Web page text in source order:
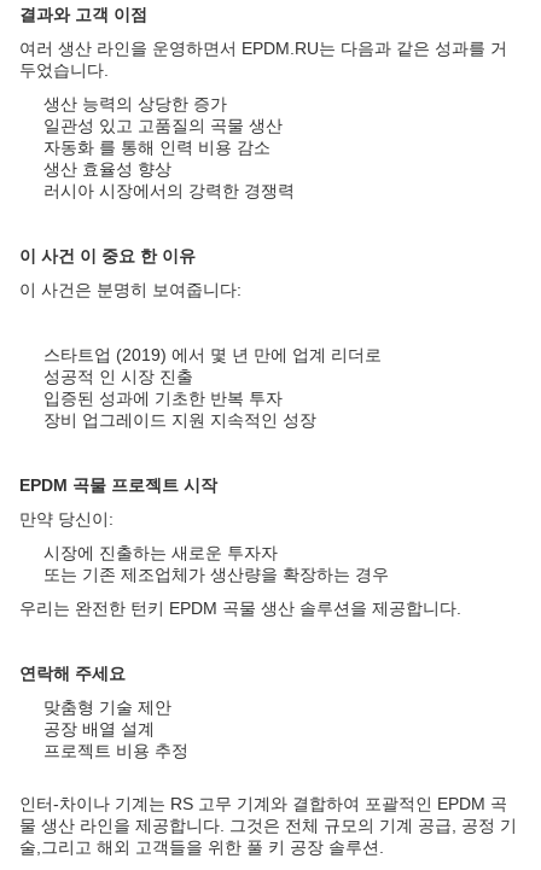
결과와 고객 이점
여러 생산 라인을 운영하면서 EPDM.RU는 다음과 같은 성과를 거
두었습니다.
생산 능력의 상당한 증가
일관성 있고 고품질의 곡물 생산
자동화 를 통해 인력 비용 감소
생산 효율성 향상
러시아 시장에서의 강력한 경쟁력
이 사건 이 중요 한 이유
이 사건은 분명히 보여줍니다:
스타트업 (2019) 에서 몇 년 만에 업계 리더로
성공적 인 시장 진출
입증된 성과에 기초한 반복 투자
장비 업그레이드 지원 지속적인 성장
EPDM 곡물 프로젝트 시작
만약 당신이:
시장에 진출하는 새로운 투자자
또는 기존 제조업체가 생산량을 확장하는 경우
우리는 완전한 턴키 EPDM 곡물 생산 솔루션을 제공합니다.
연락해 주세요
맞춤형 기술 제안
공장 배열 설계
프로젝트 비용 추정
인터-차이나 기계는 RS 고무 기계와 결합하여 포괄적인 EPDM 곡
물 생산 라인을 제공합니다. 그것은 전체 규모의 기계 공급, 공정 기
술,그리고 해외 고객들을 위한 풀 키 공장 솔루션.